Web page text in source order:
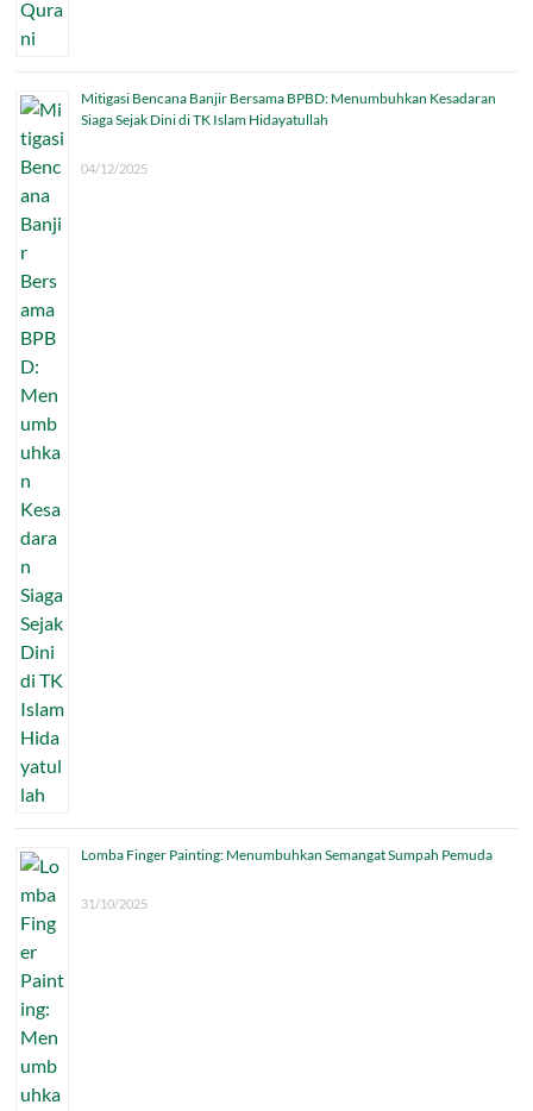
Mitigasi Bencana Banjir Bersama BPBD: Menumbuhkan Kesadaran
Siaga Sejak Dini di TK Islam Hidayatullah
04/12/2025
Lomba Finger Painting: Menumbuhkan Semangat Sumpah Pemuda
31/10/2025